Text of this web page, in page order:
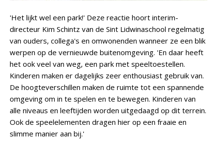
'Het lijkt wel een park!' Deze reactie hoort interim-
directeur Kim Schintz van de Sint Lidwinaschool regelmatig
van ouders, collega's en omwonenden wanneer ze een blik
werpen op de vernieuwde buitenomgeving. 'En daar heeft
het ook veel van weg, een park met speeltoestellen.
Kinderen maken er dagelijks zeer enthousiast gebruik van.
De hoogteverschillen maken de ruimte tot een spannende
omgeving om in te spelen en te bewegen. Kinderen van
alle niveaus en leeftijden worden uitgedaagd op dit terrein.
Ook de speelelementen dragen hier op een fraaie en
slimme manier aan bij.'